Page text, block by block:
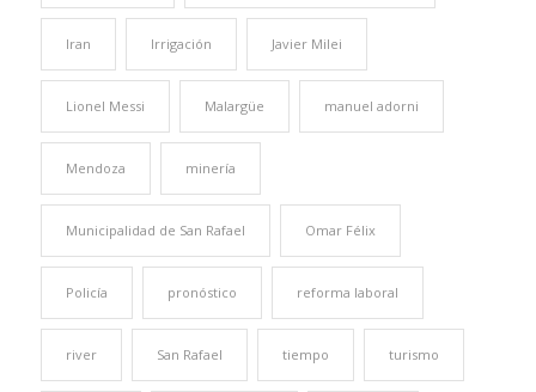
Iran Irrigación Javier Milei
Lionel Messi Malargüe manuel adorni
Mendoza minería
Municipalidad de San Rafael Omar Félix
Policía pronóstico reforma laboral
river San Rafael tiempo turismo